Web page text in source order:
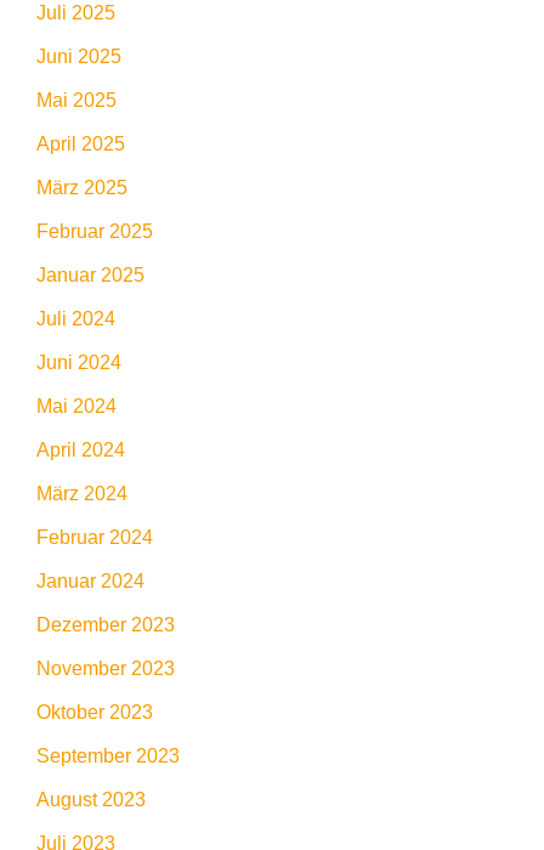
Juli 2025
Juni 2025
Mai 2025
April 2025
März 2025
Februar 2025
Januar 2025
Juli 2024
Juni 2024
Mai 2024
April 2024
März 2024
Februar 2024
Januar 2024
Dezember 2023
November 2023
Oktober 2023
September 2023
August 2023
Juli 2023